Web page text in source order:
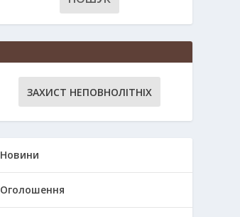
ЗАХИСТ НЕПОВНОЛІТНІХ
Новини
Оголошення